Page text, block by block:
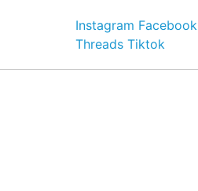
Instagram Facebook
Threads Tiktok